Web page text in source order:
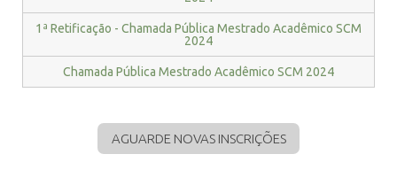
1ª Retificação - Chamada Pública Mestrado Acadêmico SCM
2024
Chamada Pública Mestrado Acadêmico SCM 2024
AGUARDE NOVAS INSCRIÇÕES